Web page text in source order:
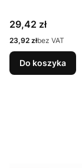
Cena
29,42 zł
Cena
23,92 złbez VAT
Do koszyka